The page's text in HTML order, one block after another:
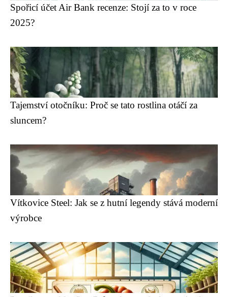
Spořicí účet Air Bank recenze: Stojí za to v roce
2025?
Tajemství otočníku: Proč se tato rostlina otáčí za
sluncem?
Vítkovice Steel: Jak se z hutní legendy stává moderní
výrobce